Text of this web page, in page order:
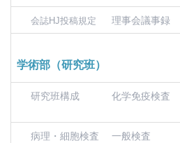
会誌HJ投稿規定 理事会議事録
学術部（研究班）
研究班構成 化学免疫検査
病理・細胞検査
一般検査